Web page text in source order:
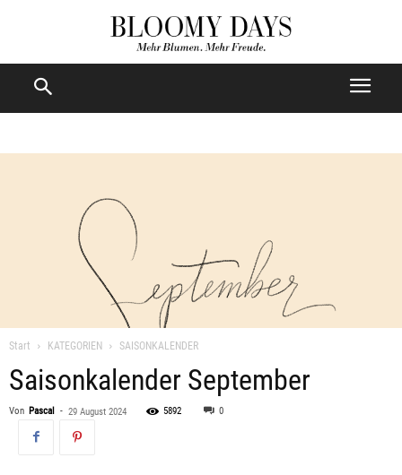
Start KATEGORIEN SAISONKALENDER
Saisonkalender September
Von Pascal - 29 August 2024 5892 0